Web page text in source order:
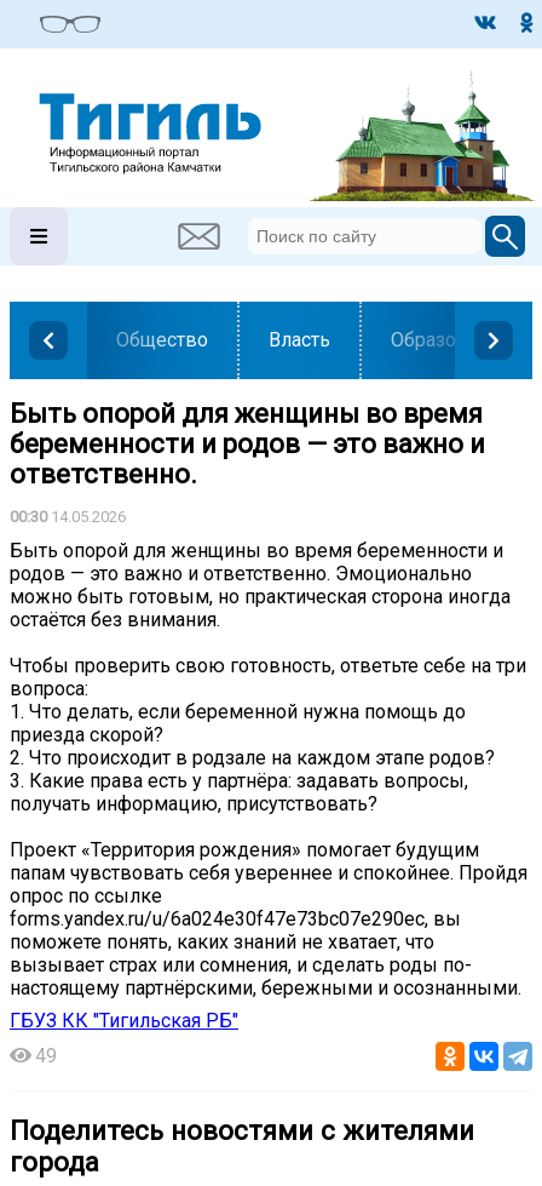
Общество Власть Образование
Быть опорой для женщины во время
беременности и родов — это важно и
ответственно.
00:3014.05.2026
Быть опорой для женщины во время беременности и
родов — это важно и ответственно. Эмоционально
можно быть готовым, но практическая сторона иногда
остаётся без внимания.
Чтобы проверить свою готовность, ответьте себе на три
вопроса:
1. Что делать, если беременной нужна помощь до
приезда скорой?
2. Что происходит в родзале на каждом этапе родов?
3. Какие права есть у партнёра: задавать вопросы,
получать информацию, присутствовать?
Проект «Территория рождения» помогает будущим
папам чувствовать себя увереннее и спокойнее. Пройдя
опрос по ссылке
forms.yandex.ru/u/6a024e30f47e73bc07e290ec, вы
поможете понять, каких знаний не хватает, что
вызывает страх или сомнения, и сделать роды по-
настоящему партнёрскими, бережными и осознанными.
ГБУЗ КК "Тигильская РБ"
49
Поделитесь новостями с жителями
города